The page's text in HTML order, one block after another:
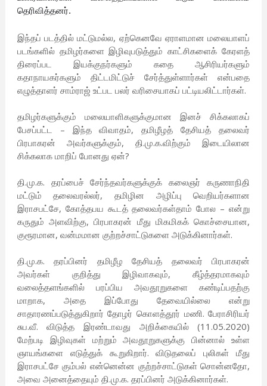
தெரிவித்தனர்.
இந்தப் படத்தில் மட்டுமல்ல, ஏற்கெனவே ஏராளமான மலையாளப்
படங்களில் தமிழர்களை இழிவுபடுத்தும் காட்சிகளைக் கேரளத்
திரைப்பட இயக்குநர்களும் கதை ஆசிரியர்களும்
கதாநாயகர்களும் திட்டமிட்டுச் சேர்த்துள்ளார்கள் என்பதை
எழுத்தாளர் சாம்ராஜ் உட்பட பலர் வரிசையாகப் பட்டியலிட்டார்கள்.
தமிழர்களுக்கும் மலையாளிகளுக்குமான இனச் சிக்கலாகப்
பேசப்பட்ட – இந்த விவாதம், தமிழீழத் தேசியத் தலைவர்
பிரபாகரன் அவர்களுக்கும், தி.மு.க.விற்கும் இடையிலான
சிக்கலாக மாறிப் போனது ஏன்?
தி.மு.க. தரப்பைச் சேர்ந்தவர்களுக்குக் கலைஞர் கருணாநிதி
மட்டும் தலைவரல்லர், தமிழின அழிப்பு வெறியர்களான
இராசபட்சே, கோத்தபய கூடத் தலைவர்கள்தாம் போல – என்று
கருதும் அளவிற்கு, பிரபாகரன் மீது மிகமிகக் கொச்சையான,
குரூரமான, வன்மமான குற்றச்சாட்டுகளை அடுக்கினார்கள்.
தி.மு.க. தரப்பினர் தமிழீழ தேசியத் தலைவர் பிரபாகரன்
அவர்கள் குறித்து இழிவாகவும், கீழ்த்தரமாகவும்
வலைத்தளங்களில் பரப்பிய அவதூறுகளை கண்டிப்பதற்கு
மாறாக, அதை இப்போது தேவையில்லை என்று
சாதாரணப்படுத்துகிறார் தோழர் கொளத்தூர் மணி. பேராசிரியர்
சுப.வீ. விடுத்த இரண்டாவது அறிக்கையில் (11.05.2020)
மேற்படி இழிவுகள் மற்றும் அவதூறுகளுக்கு பின்னால் உள்ள
ஞாயங்களை எடுத்துக் கூறுகிறார். விடுதலைப் புலிகள் மீது
இராசபட்சே கும்பல் என்னென்ன குற்றச்சாட்டுகள் சொன்னதோ,
அவை அனைத்தையும் தி.மு.க. தரப்பினர் அடுக்கினார்கள்.